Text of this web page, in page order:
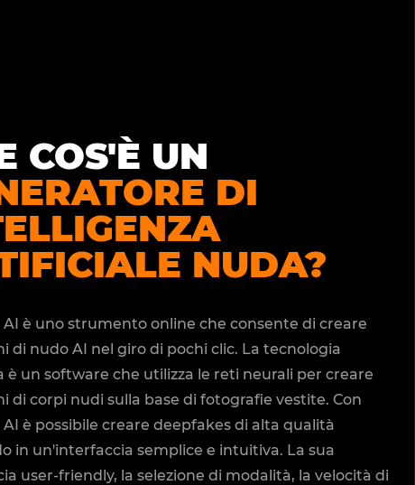
COS'È UN
DI
NUDA?
AI è uno strumento online che consente di creare
di nudo AI nel giro di pochi clic. La tecnologia
è un software che utilizza le reti neurali per creare
di corpi nudi sulla base di fotografie vestite. Con
AI è possibile creare deepfakes di alta qualità
in un'interfaccia semplice e intuitiva. La sua
user-friendly, la selezione di modalità, la velocità di